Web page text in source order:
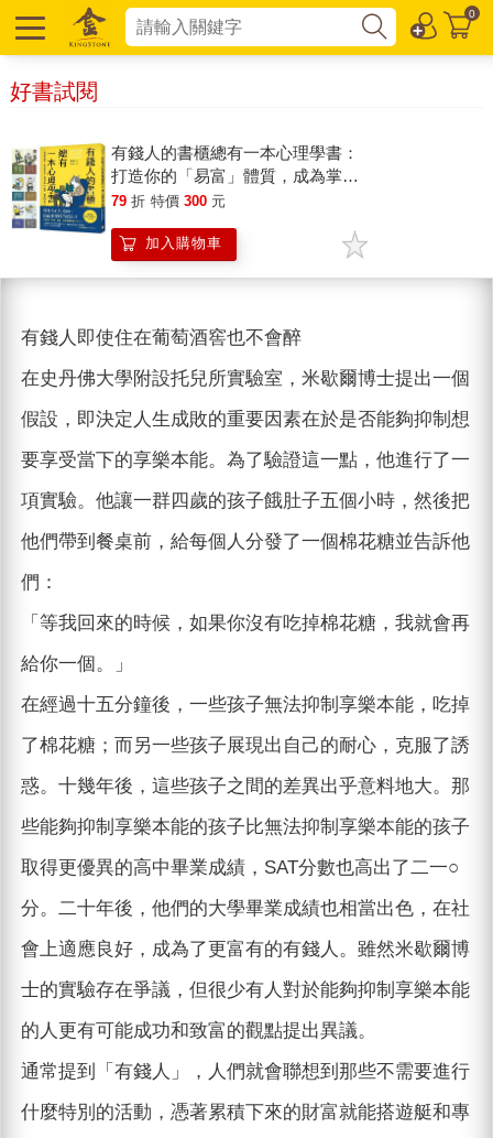
0
好書試閱
有錢人的書櫃總有一本心理學書：
打造你的「易富」體質，成為掌握
財富的5%人！
79 折 特價 300 元
加入購物車
有錢人即使住在葡萄酒窖也不會醉
在史丹佛大學附設托兒所實驗室，米歇爾博士提出一個
假設，即決定人生成敗的重要因素在於是否能夠抑制想
要享受當下的享樂本能。為了驗證這一點，他進行了一
項實驗。他讓一群四歲的孩子餓肚子五個小時，然後把
他們帶到餐桌前，給每個人分發了一個棉花糖並告訴他
們：
「等我回來的時候，如果你沒有吃掉棉花糖，我就會再
給你一個。」
在經過十五分鐘後，一些孩子無法抑制享樂本能，吃掉
了棉花糖；而另一些孩子展現出自己的耐心，克服了誘
惑。十幾年後，這些孩子之間的差異出乎意料地大。那
些能夠抑制享樂本能的孩子比無法抑制享樂本能的孩子
取得更優異的高中畢業成績，SAT分數也高出了二一○
分。二十年後，他們的大學畢業成績也相當出色，在社
會上適應良好，成為了更富有的有錢人。雖然米歇爾博
士的實驗存在爭議，但很少有人對於能夠抑制享樂本能
的人更有可能成功和致富的觀點提出異議。
通常提到「有錢人」，人們就會聯想到那些不需要進行
什麼特別的活動，憑著累積下來的財富就能搭遊艇和專